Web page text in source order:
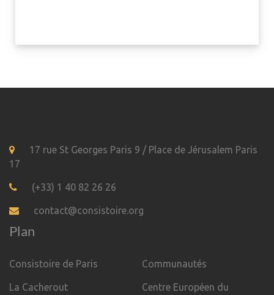
17 rue St Georges Paris 9 / Place de Jérusalem Paris
17
(+33) 1 40 82 26 26
contact@consistoire.org
Plan
Consistoire de Paris
La Cacherout
Communautés
Centre Européen du